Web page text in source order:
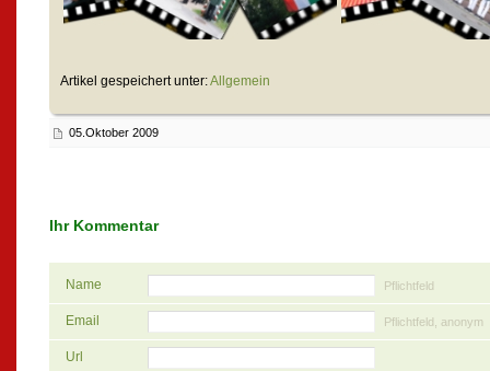
Artikel gespeichert unter:Allgemein
05.Oktober 2009
Ihr Kommentar
Name Pflichtfeld
Email Pflichtfeld, anonym
Url